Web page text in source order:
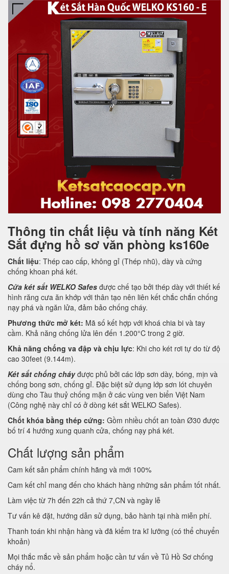
Thông tin chất liệu và tính năng Két
Sắt đựng hồ sơ văn phòng ks160e
Chất liệu: Thép cao cấp, không gỉ (Thép nhũ), dày và cứng
chống khoan phá két.
Cửa két sắt WELKO Safes được chế tạo bởi thép dày với thiết kế
hình răng cưa ăn khớp với thân tạo nên liên kết chắc chắn chống
nạy phá và ngăn lửa, đảm bảo chống cháy.
Phương thức mở két: Mã số kết hợp với khoá chia bi và tay
cầm. Khả năng chống lửa lên đến 1.200°C trong 2 giờ.
Khả năng chống va đập và chịu lực: Khi cho két rơi tự do từ độ
cao 30feet (9.144m).
Két sắt chống cháyđược phủ bởi các lớp sơn dày, bóng, mịn và
chống bong sơn, chống gỉ. Đặc biệt sử dụng lớp sơn lót chuyên
dùng cho Tàu thuỷ chống mặn ở các vùng ven biển Việt Nam
(Công nghệ này chỉ có ở dòng két sắt WELKO Safes).
Chốt khóa bằng thép cứng: Gồm nhiều chốt an toàn Ø30 được
bố trí 4 hướng xung quanh cửa, chống nạy phá két.
Chất lượng sản phẩm
Cam kết sản phẩm chính hãng và mới 100%
Cam kết chỉ mang đến cho khách hàng những sản phẩm tốt nhất.
Làm việc từ 7h đến 22h cả thứ 7,CN và ngày lễ
Tư vấn kê đặt, hướng dẫn sử dụng, bảo hành tại nhà miễn phí.
Thanh toán khi nhận hàng và đã kiểm tra kĩ lưỡng (có thể chuyển
khoản)
Mọi thắc mắc về sản phẩm hoặc cần tư vấn về Tủ Hồ Sơ chống
cháy nổ.